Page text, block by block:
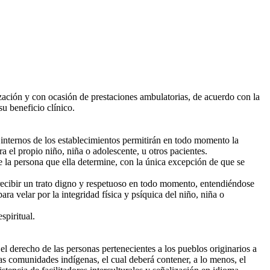
y con ocasión de prestaciones ambulatorias, de acuerdo con la
beneficio clínico.
de los establecimientos permitirán en todo momento la
el propio niño, niña o adolescente, u otros pacientes.
persona que ella determine, con la única excepción de que se
un trato digno y respetuoso en todo momento, entendiéndose
velar por la integridad física y psíquica del niño, niña o
de las personas pertenecientes a los pueblos originarios a
indígenas, el cual deberá contener, a lo menos, el